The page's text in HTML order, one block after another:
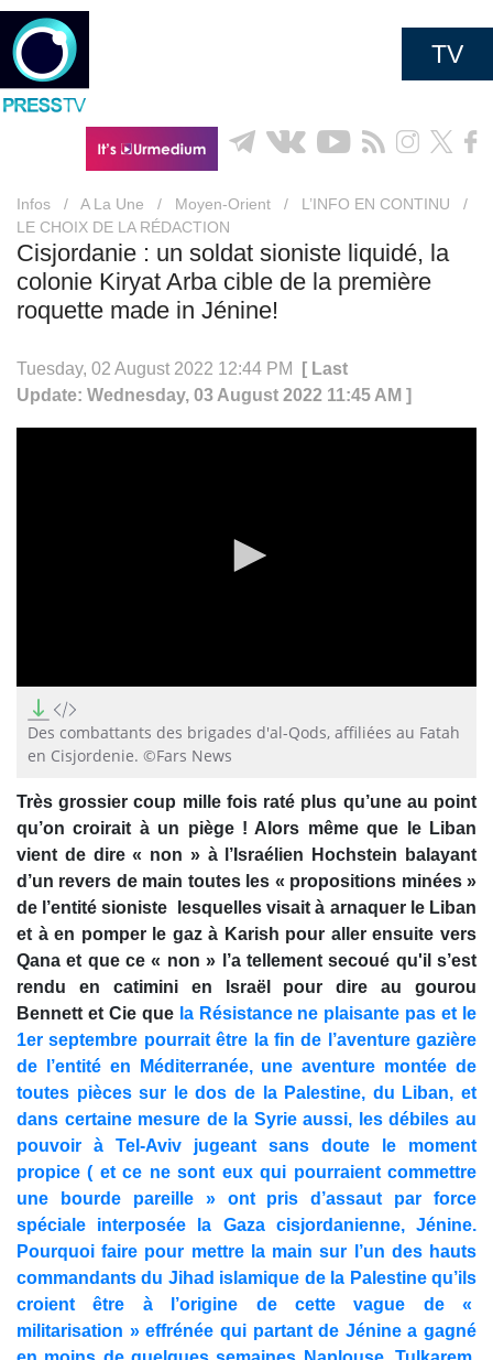
TV
Infos / A La Une / Moyen-Orient / L’INFO EN CONTINU
/
LE CHOIX DE LA RÉDACTION
Cisjordanie : un soldat sioniste liquidé, la
colonie Kiryat Arba cible de la première
roquette made in Jénine!
Tuesday, 02 August 2022 12:44 PM
[ Last
Update: Wednesday, 03 August 2022 11:45 AM ]
seconds
of
minutes,
seconds
Des combattants des brigades d'al-Qods, affiliées au Fatah
en Cisjordenie. ©Fars News
Très grossier coup mille fois raté plus qu’une au point
qu’on croirait à un piège ! Alors même que le Liban
vient de dire « non » à l’Israélien Hochstein balayant
d’un revers de main toutes les « propositions minées »
de l’entité sioniste lesquelles visait à arnaquer le Liban
et à en pomper le gaz à Karish pour aller ensuite vers
Qana et que ce « non » l’a tellement secoué qu'il s’est
rendu en catimini en Israël pour dire au gourou
Bennett et Cie quela Résistance ne plaisante pas et le
1er septembre pourrait être la fin de l’aventure gazière
de l’entité en Méditerranée, une aventure montée de
toutes pièces sur le dos de la Palestine, du Liban, et
dans certaine mesure de la Syrie aussi, les débiles au
pouvoir à Tel-Aviv jugeant sans doute le moment
propice ( et ce ne sont eux qui pourraient commettre
une bourde pareille » ont pris d’assaut par force
spéciale interposée la Gaza cisjordanienne, Jénine.
Pourquoi faire pour mettre la main sur l’un des hauts
commandants du Jihad islamique de la Palestine qu’ils
croient être à l’origine de cette vague de «
militarisation » effrénée qui partant de Jénine a gagné